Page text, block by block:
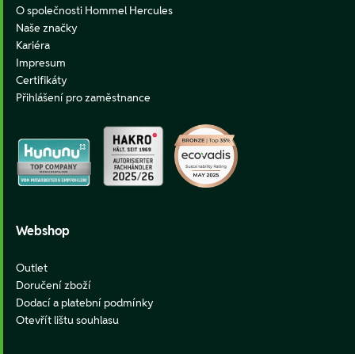
O společnosti Hommel Hercules
Naše značky
Kariéra
Impresum
Certifikáty
Přihlášení pro zaměstnance
Webshop
Outlet
Doručení zboží
Dodací a platební podmínky
Otevřít lištu souhlasu